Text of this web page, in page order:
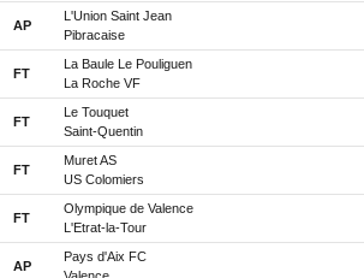
AP
L'Union Saint Jean
Pibracaise
FT
La Baule Le Pouliguen
La Roche VF
FT
Le Touquet
Saint-Quentin
FT
Muret AS
US Colomiers
FT
Olympique de Valence
L'Etrat-la-Tour
AP
Pays d'Aix FC